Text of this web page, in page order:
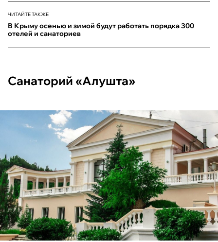
ЧИТАЙТЕ ТАКЖЕ
В Крыму осенью и зимой будут работать порядка 300
отелей и санаториев
Санаторий «Алушта»